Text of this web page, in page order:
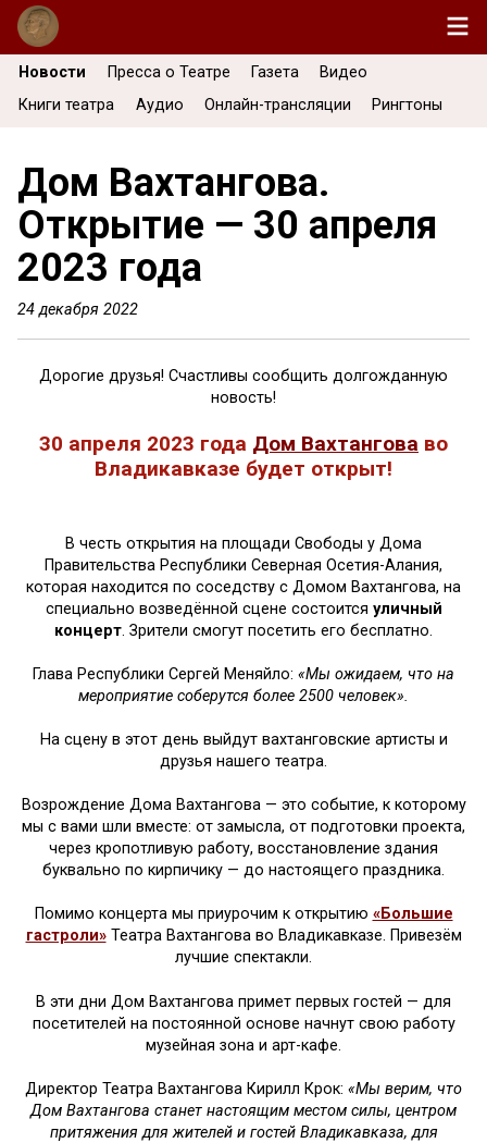
Новости Пресса о Театре Газета
Видео
Книги театра
Аудио Онлайн-трансляции Рингтоны
Дом Вахтангова.
Открытие — 30 апреля
2023 года
24 декабря 2022
Дорогие друзья! Счастливы сообщить долгожданную
новость!
30 апреля 2023 года Дом Вахтангова во
Владикавказе будет открыт!
В честь открытия на площади Свободы у Дома
Правительства Республики Северная Осетия-Алания,
которая находится по соседству с Домом Вахтангова, на
специально возведённой сцене состоится уличный
концерт. Зрители смогут посетить его бесплатно.
Глава Республики Сергей Меняйло: «Мы ожидаем, что на
мероприятие соберутся более 2500 человек».
На сцену в этот день выйдут вахтанговские артисты и
друзья нашего театра.
Возрождение Дома Вахтангова — это событие, к которому
мы с вами шли вместе: от замысла, от подготовки проекта,
через кропотливую работу, восстановление здания
буквально по кирпичику — до настоящего праздника.
Помимо концерта мы приурочим к открытию «Большие
гастроли»Театра Вахтангова во Владикавказе. Привезём
лучшие спектакли.
В эти дни Дом Вахтангова примет первых гостей — для
посетителей на постоянной основе начнут свою работу
музейная зона и арт-кафе.
Директор Театра Вахтангова Кирилл Крок: «Мы верим, что
Дом Вахтангова станет настоящим местом силы, центром
притяжения для жителей и гостей Владикавказа, для